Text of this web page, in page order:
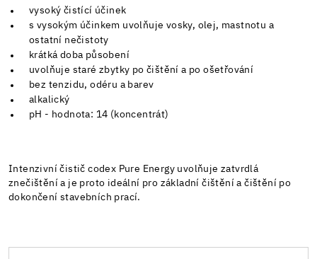
vysoký čistící účinek
s vysokým účinkem uvolňuje vosky, olej, mastnotu a
ostatní nečistoty
krátká doba působení
uvolňuje staré zbytky po čištění a po ošetřování
bez tenzidu, odéru a barev
alkalický
pH - hodnota: 14 (koncentrát)
Intenzivní čistič codex Pure Energy uvolňuje zatvrdlá
znečištění a je proto ideální pro základní čištění a čištění po
dokončení stavebních prací.